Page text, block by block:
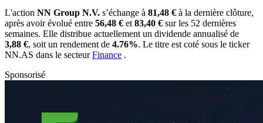
L'action NN Group N.V. s’échange à 81,48 € à la dernière clôture,
après avoir évolué entre 56,48 € et 83,40 € sur les 52 dernières
semaines. Elle distribue actuellement un dividende annualisé de
3,88 €, soit un rendement de 4.76%. Le titre est coté sous le ticker
NN.AS dans le secteurFinance .
Sponsorisé